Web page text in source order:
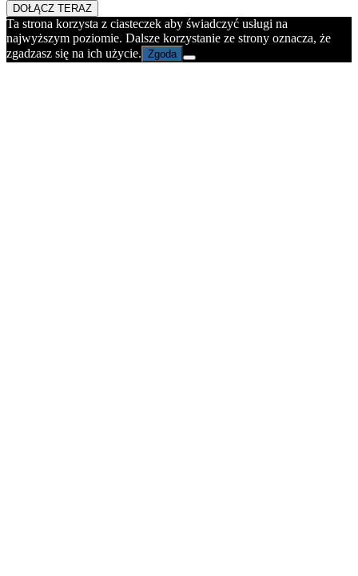
DOŁĄCZ TERAZ
Ta strona korzysta z ciasteczek aby świadczyć usługi na
najwyższym poziomie. Dalsze korzystanie ze strony oznacza, że
zgadzasz się na ich użycie. Zgoda